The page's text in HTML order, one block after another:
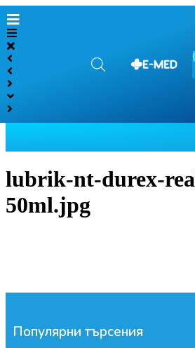
lubrik-nt-durex-
50ml.jpg
Популярни търсения